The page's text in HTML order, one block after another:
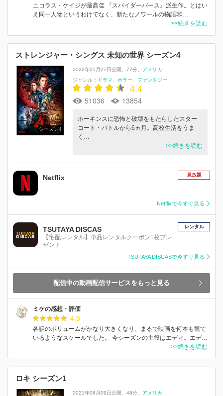
ニコラス・ケイジが最高👏 『スパイダーバース』派生作。とはい
え同一人物というわけでなく、新たなノワールの物語🕸️…
>>続きを読む
ストレンジャー・シングス 未知の世界 シーズン4
シーズン4
2022年05月27日公開 77分
アメリカ
ジャンル：
ドラマ ホラー ファンタジー
4.4
51036 13854
ホーキンスに恐怖と破壊をもたらしたスター
コート・バトルから6ヵ月。高校生活をうま
く…
>>続きを読む
Netflix 見放題
Netflixで今すぐ見る
TSUTAYA DISCAS
【宅配レンタル】単品レンタルクーポン1枚プレ
ゼント
レンタル
TSUTAYA DISCASで今すぐ見る
配信中の動画配信サービスをもっと見る
ミケの感想・評価
4.8
各話のボリュームがかなり大きくなり、まるで映画を何本も観て
いるようなスケールでした。 今シーズンの主役はエディ。エデ…
>>続きを読む
ロキ シーズン1
2021年06月09日公開 48分 アメリカ